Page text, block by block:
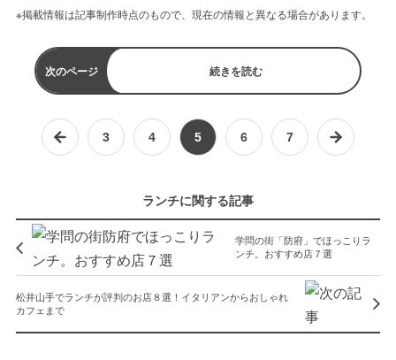
※掲載情報は記事制作時点のもので、現在の情報と異なる場合があります。
次のページ 続きを読む
3 4 5 6 7
ランチに関する記事
学問の街「防府」でほっこりラ
ンチ。おすすめ店７選
松井山手でランチが評判のお店８選！イタリアンからおしゃれ
カフェまで